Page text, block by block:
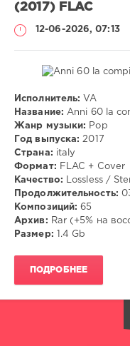
(2017) FLAC
12-06-2026, 07:13
Музыка
VANGOG19
Исполнитель: VA
Название: Anni 60 la
Жанр музыки:
Pop
Год выпуска: 2017
Страна: italy
Формат: FLAC + Cover
Качество: Lossless /
Продолжительность:
Композиций: 65
Архив: Rar (+5% на
Размер: 1.4 Gb
ПОДРОБНЕЕ